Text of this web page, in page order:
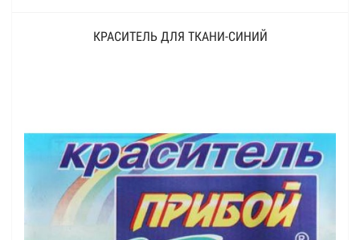
КРАСИТЕЛЬ ДЛЯ ТКАНИ-СИНИЙ